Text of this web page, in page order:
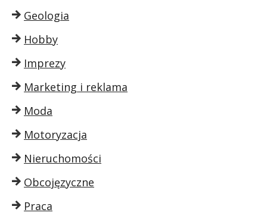
Geologia
Hobby
Imprezy
Marketing i reklama
Moda
Motoryzacja
Nieruchomości
Obcojęzyczne
Praca